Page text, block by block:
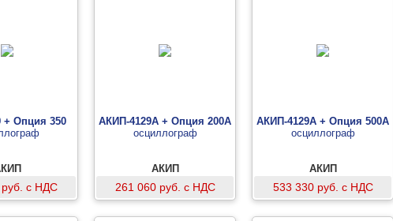
+ Опция 350
руб. с НДС
АКИП-4129А + Опция 200А
осциллограф
АКИП
261 060 руб. с НДС
АКИП-4129А + Опция 500А
осциллограф
АКИП
533 330 руб. с НДС